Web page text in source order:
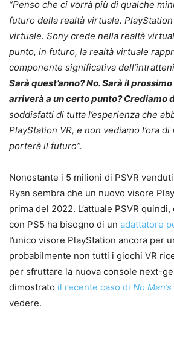
“Penso che ci vorrà più di qualche
futuro della realtà virtuale.
virtuale. Sony crede nella realtà
punto, in futuro, la realtà virtuale
componente significativa
Sarà quest’anno? No. Sarà il prossimo
arriverà a un certo punto? Crediamo
soddisfatti di tutta l’esperienza che
PlayStation VR, e non vediamo l’ora
porterà il futuro”.
Nonostante i 5 milioni di PSVR
Ryan sembra che un nuovo visore
prima del 2022. L’attuale PSVR
con PS5 ha bisogno di un adattatore
l’unico visore PlayStation ancora per
probabilmente non tutti i giochi VR
per sfruttare la nuova console next-
dimostrato il recente caso di No
vedere.